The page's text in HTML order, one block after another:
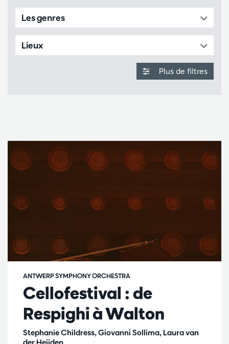
Les genres
Lieux
Plus de filtres
Cellofestival : de
Respighi à Walton
Stephanie Childress, Giovanni Sollima, Laura van
ANTWERP SYMPHONY ORCHESTRA